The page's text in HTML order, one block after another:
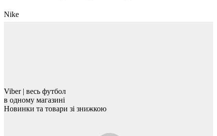
Nike
Viber | весь футбол
в одному магазинi
Новинки та товари зі знижкою